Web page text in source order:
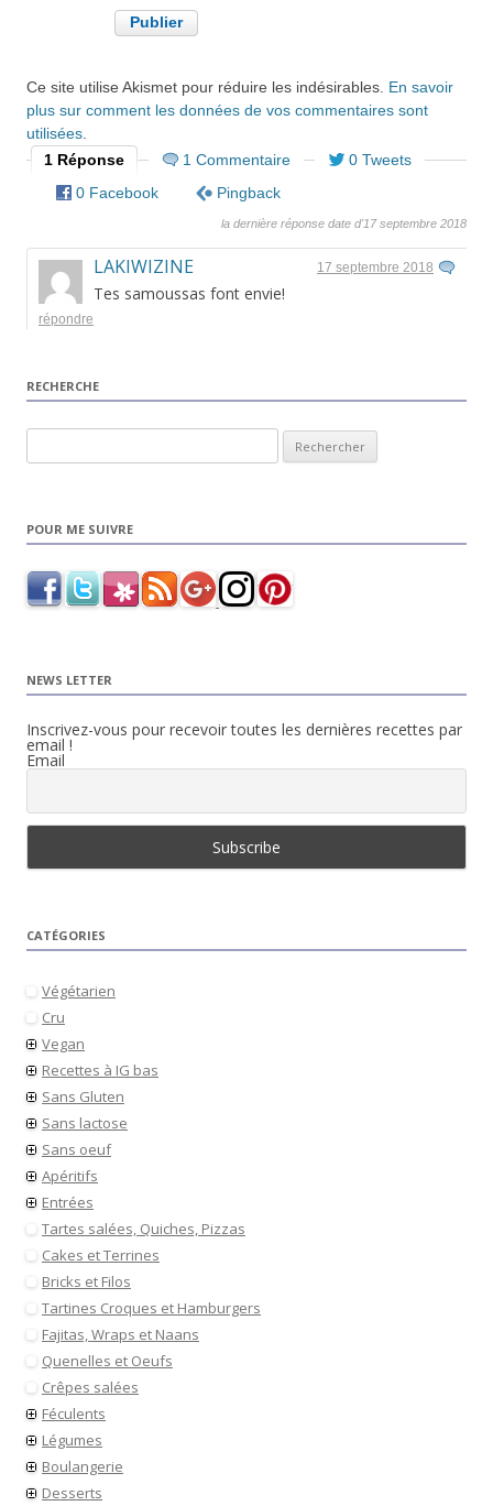
Ce site utilise Akismet pour réduire les indésirables. En savoir
plus sur comment les données de vos commentaires sont
utilisées
1 Réponse
1 Commentaire
0 Tweets
0 Facebook
Pingback
la dernière réponse date d'17 septembre 2018
LAKIWIZINE 17 septembre 2018
Tes samoussas font envie!
répondre
RECHERCHE
POUR ME SUIVRE
NEWS LETTER
Inscrivez-vous pour recevoir toutes les dernières recettes par
email !
Email
CATÉGORIES
Végétarien
Cru
Vegan
Recettes à IG bas
Sans Gluten
Sans lactose
Sans oeuf
Apéritifs
Entrées
Tartes salées, Quiches, Pizzas
Cakes et Terrines
Bricks et Filos
Tartines Croques et Hamburgers
Fajitas, Wraps et Naans
Quenelles et Oeufs
Crêpes salées
Féculents
Légumes
Boulangerie
Desserts